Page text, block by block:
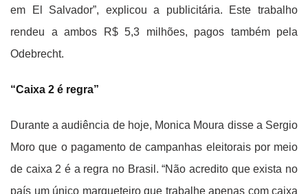
em El Salvador”, explicou a publicitária. Este trabalho
rendeu a ambos R$ 5,3 milhões, pagos também pela
Odebrecht.
“Caixa 2 é regra”
Durante a audiência de hoje, Monica Moura disse a Sergio
Moro que o pagamento de campanhas eleitorais por meio
de caixa 2 é a regra no Brasil. “Não acredito que exista no
país um único marqueteiro que trabalhe apenas com caixa